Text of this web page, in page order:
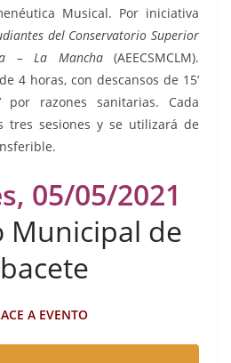
Musical. Por iniciativa
del Conservatorio Superior
– La Mancha(AEECSMCLM).
4 horas, con descansos de 15’
por razones sanitarias. Cada
tres sesiones y se utilizará de
05/05/2021
Municipal de
A EVENTO